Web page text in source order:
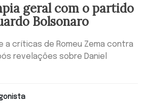
geral com o partido
Bolsonaro
a críticas de Romeu Zema contra
revelações sobre Daniel